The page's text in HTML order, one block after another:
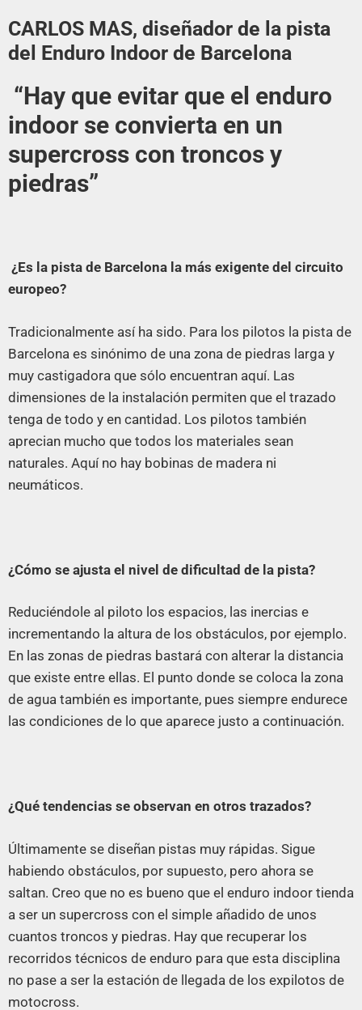
CARLOS MAS, diseñador de la pista
del Enduro Indoor de Barcelona
“Hay que evitar que el enduro
indoor se convierta en un
supercross con troncos y
piedras”
¿Es la pista de Barcelona la más exigente del circuito
europeo?
Tradicionalmente así ha sido. Para los pilotos la pista de
Barcelona es sinónimo de una zona de piedras larga y
muy castigadora que sólo encuentran aquí. Las
dimensiones de la instalación permiten que el trazado
tenga de todo y en cantidad. Los pilotos también
aprecian mucho que todos los materiales sean
naturales. Aquí no hay bobinas de madera ni
neumáticos.
¿Cómo se ajusta el nivel de dificultad de la pista?
Reduciéndole al piloto los espacios, las inercias e
incrementando la altura de los obstáculos, por ejemplo.
En las zonas de piedras bastará con alterar la distancia
que existe entre ellas. El punto donde se coloca la zona
de agua también es importante, pues siempre endurece
las condiciones de lo que aparece justo a continuación.
¿Qué tendencias se observan en otros trazados?
Últimamente se diseñan pistas muy rápidas. Sigue
habiendo obstáculos, por supuesto, pero ahora se
saltan. Creo que no es bueno que el enduro indoor tienda
a ser un supercross con el simple añadido de unos
cuantos troncos y piedras. Hay que recuperar los
recorridos técnicos de enduro para que esta disciplina
no pase a ser la estación de llegada de los expilotos de
motocross.